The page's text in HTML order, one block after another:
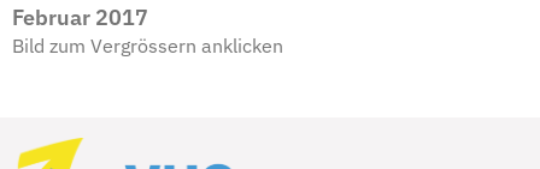
Februar 2017
Bild zum Vergrössern anklicken